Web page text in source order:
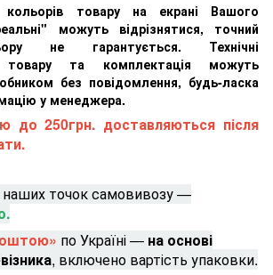
кольорів товару на екрані Вашого
можуть відрізнятися, точний
не гарантується. Технічні
товару та комплектація можуть
без повідомлення, будь-ласка
у менеджера.
до 250грн. доставляються після
точок самовивозу —
по Україні — на основі
, включено вартість упаковки.